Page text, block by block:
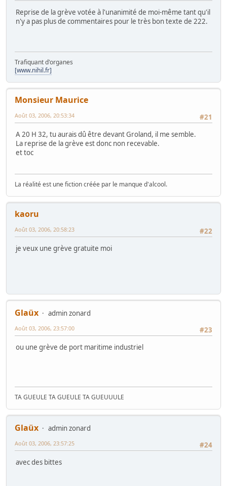
Reprise de la grève votée à l'unanimité de moi-même tant qu'il
n'y a pas plus de commentaires pour le très bon texte de 222.
Trafiquant d'organes
[www.nihil.fr]
Monsieur Maurice
#21
Août 03, 2006, 20:53:34
A 20 H 32, tu aurais dû être devant Groland, il me semble.
La reprise de la grève est donc non recevable.
et toc
La réalité est une fiction créée par le manque d'alcool.
kaoru
#22
Août 03, 2006, 20:58:23
je veux une grève gratuite moi
Glaüx
admin zonard
#23
Août 03, 2006, 23:57:00
ou une grève de port maritime industriel
TA GUEULE TA GUEULE TA GUEUUULE
Glaüx
admin zonard
#24
Août 03, 2006, 23:57:25
avec des bittes